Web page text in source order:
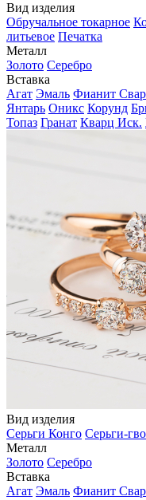
Вид изделия
Обручальное токарное
литьевое Печатка
Металл
Золото Серебро
Вставка
Агат Эмаль Фианит
Янтарь Оникс Корунд
Топаз Гранат Кварц Иск.
Вид изделия
Серьги Конго Серьги-
Металл
Золото Серебро
Вставка
Агат Эмаль Фианит